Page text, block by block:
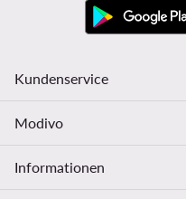
Kundenservice
Modivo
Informationen